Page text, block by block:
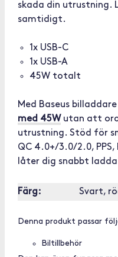
skada din utrustning.
samtidigt.
1x USB-C
1x USB-A
45W totalt
Med Baseus
med 45W utan att
utrustning. Stöd för
QC 4.0+/3.0/2.0, PPS,
låter dig snabbt
Färg: Svart,
Denna produkt passar
Biltillbehör